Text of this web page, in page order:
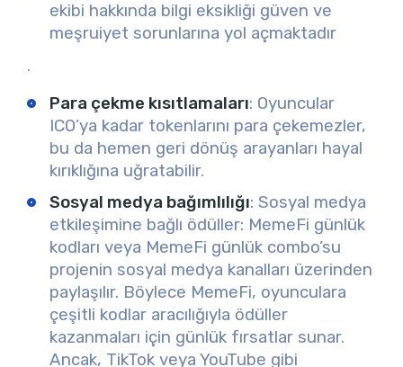
ekibi hakkında bilgi eksikliği güven ve
meşruiyet sorunlarına yol açmaktadır
.
Para çekme kısıtlamaları: Oyuncular
ICO’ya kadar tokenlarını para çekemezler,
bu da hemen geri dönüş arayanları hayal
kırıklığına uğratabilir.
Sosyal medya bağımlılığı: Sosyal medya
etkileşimine bağlı ödüller: MemeFi günlük
kodları veya MemeFi günlük combo’su
projenin sosyal medya kanalları üzerinden
paylaşılır. Böylece MemeFi, oyunculara
çeşitli kodlar aracılığıyla ödüller
kazanmaları için günlük fırsatlar sunar.
Ancak, TikTok veya YouTube gibi